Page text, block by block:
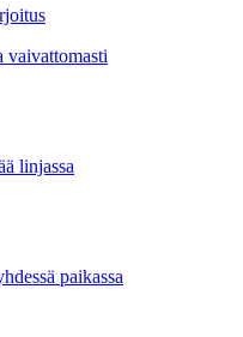
vaivattomasti
linjassa
paikassa